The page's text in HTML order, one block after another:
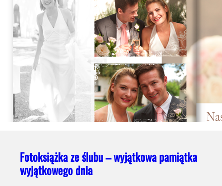
Fotoksiążka ze ślubu – wyjątkowa pamiątka
wyjątkowego dnia